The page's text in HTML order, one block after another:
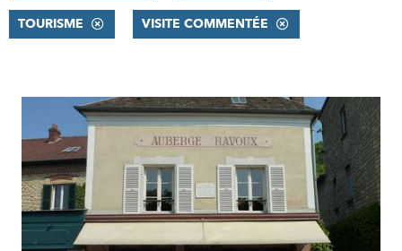
TOURISME VISITE COMMENTÉE
RÉSULTATS